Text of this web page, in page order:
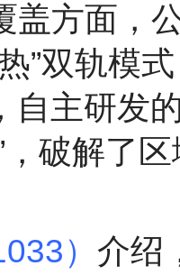
盖方面，
”双轨模
自主研发
，破解了
） 介绍